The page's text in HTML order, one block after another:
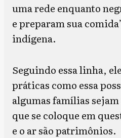
uma rede enquanto
e preparam sua
indígena.
Seguindo essa linha,
práticas como essa
algumas famílias
que se coloque em
e o ar são patrimônios.